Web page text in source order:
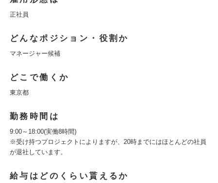
正社員
どんなポジション・役割か
マネージャー候補
どこで働くか
東京都
勤務時間は
9:00～18:00(実働8時間)
※受け持つプロジェクトによりますが、20時までにはほとんどの社員
が退社しています。
給与はどのくらい貰えるか